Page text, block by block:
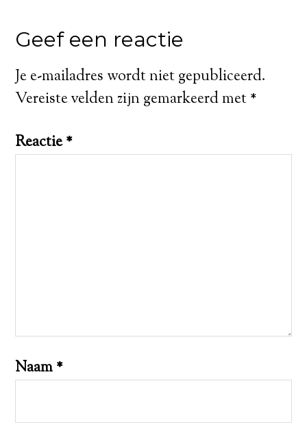
Geef een reactie
Je e-mailadres wordt niet gepubliceerd.
Vereiste velden zijn gemarkeerd met*
Reactie*
Naam*